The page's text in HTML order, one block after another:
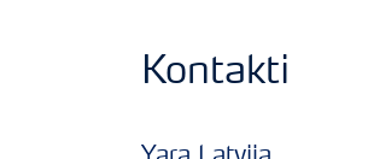
Kontakti